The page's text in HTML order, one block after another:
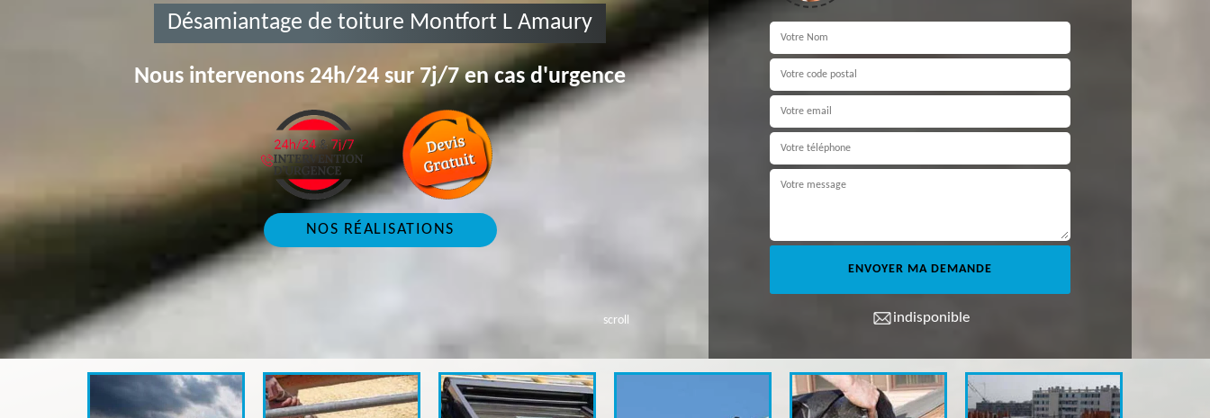
scroll
Désamiantage de toiture Montfort L Amaury
Nous intervenons 24h/24 sur 7j/7 en cas d'urgence
NOS RÉALISATIONS
indisponible